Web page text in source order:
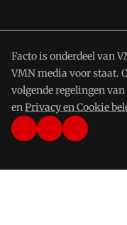
Facto is onderdeel van
VMN media voor staat.
volgende regelingen
enPrivacy en Cookie